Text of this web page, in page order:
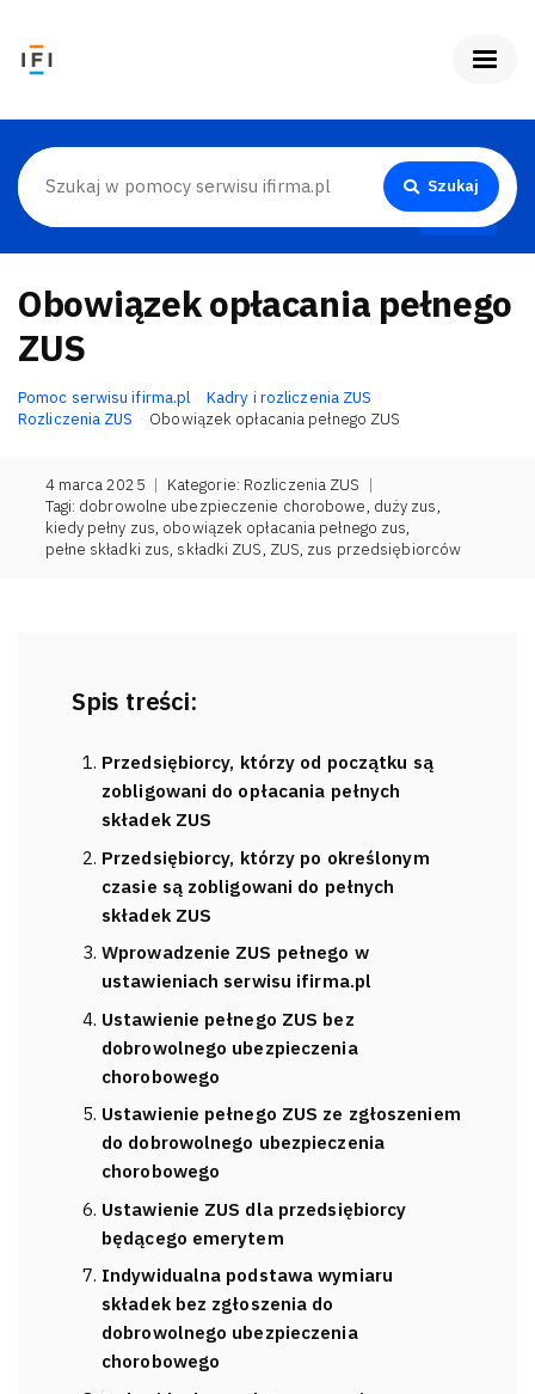
Szukaj
Obowiązek opłacania pełnego
ZUS
Pomoc serwisu ifirma.pl
Kadry i rozliczenia ZUS
Rozliczenia ZUS
Obowiązek opłacania pełnego ZUS
4 marca 2025 | Kategorie: Rozliczenia ZUS |
Tagi: dobrowolne ubezpieczenie chorobowe, duży zus,
kiedy pełny zus, obowiązek opłacania pełnego zus,
pełne składki zus, składki ZUS, ZUS, zus przedsiębiorców
Spis treści:
Przedsiębiorcy, którzy od początku są
zobligowani do opłacania pełnych
składek ZUS
Przedsiębiorcy, którzy po określonym
czasie są zobligowani do pełnych
składek ZUS
Wprowadzenie ZUS pełnego w
ustawieniach serwisu ifirma.pl
Ustawienie pełnego ZUS bez
dobrowolnego ubezpieczenia
chorobowego
Ustawienie pełnego ZUS ze zgłoszeniem
do dobrowolnego ubezpieczenia
chorobowego
Ustawienie ZUS dla przedsiębiorcy
będącego emerytem
Indywidualna podstawa wymiaru
składek bez zgłoszenia do
dobrowolnego ubezpieczenia
chorobowego